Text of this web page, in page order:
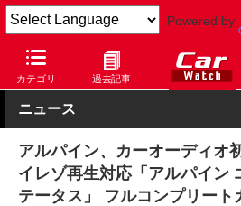
Powered by
カテゴリ 過去記事
Car Watch ナビ アルパイン その他
ニュース
アルパイン、カーオーディオ
イレゾ再生対応「アルパイン
テータス」 フルコンプリート